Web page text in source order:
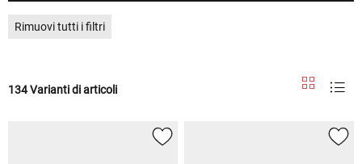
Rimuovi tutti i filtri
134 Varianti di articoli